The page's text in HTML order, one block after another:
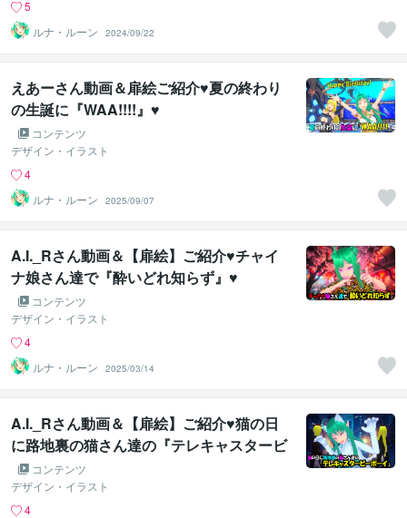
5
ルナ・ルーン
2024/09/22
えあーさん動画＆扉絵ご紹介♥夏の終わり
の生誕に『WAA!!!!』♥
コンテンツ
デザイン・イラスト
4
ルナ・ルーン
2025/09/07
A.I._Rさん動画＆【扉絵】ご紹介♥チャイ
ナ娘さん達で『酔いどれ知らず』♥
コンテンツ
デザイン・イラスト
4
ルナ・ルーン
2025/03/14
A.I._Rさん動画＆【扉絵】ご紹介♥猫の日
に路地裏の猫さん達の『テレキャスタービ
ーボーイ』♥
コンテンツ
デザイン・イラスト
4